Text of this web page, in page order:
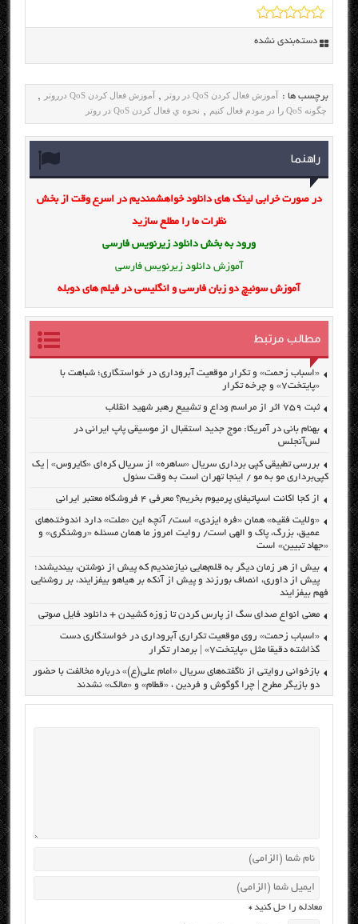
دسته‌بندی نشده
برچسب ها : آموزش فعال کردن QoS در روتر , آموزش فعال کردن QoS درروتر ,
چگونه QoS را در مودم فعال کنیم , نحوه ي فعال كردن QoS در روتر
راهنما
در صورت خرابی لینک های دانلود خواهشمندیم در اسرع وقت از بخش
نظرات ما را مطلع سازید
ورود به بخش دانلود زیرنویس فارسی
آموزش دانلود زیرنویس فارسی
آموزش سوئیچ دو زبان فارسی و انگلیسی در فیلم های دوبله
مطالب مرتبط
«اسباب زحمت» و تکرار موقعیت آبروداری در خواستگاری؛ شباهت با
«پایتخت۷» و چرخه تکرار
ثبت ۷۵۹ اثر از مراسم وداع و تشییع رهبر شهید انقلاب
بهنام بانی در آمریکا: موج جدید استقبال از موسیقی پاپ ایرانی در
لس‌آنجلس
بررسی تطبیقی کپی برداری سریال «ساهره» از سریال کره‌ای «کایروس» | یک
کپی‌برداری مو به مو / اینجا تهران است به وقت سئول
از کجا اکانت اسپاتیفای پرمیوم بخریم؟ معرفی ۴ فروشگاه معتبر ایرانی
«ولایت فقیه» همان «فره ایزدی» است/ آنچه این «ملت» دارد اندوخته‌های
عمیق، بزرگ، پاک و الهی است/ روایت امروز ما همان مسئله «روشنگری» و
«جهاد تبیین» است
بیش از هر زمان دیگر به قلم‌هایی نیازمندیم که پیش از نوشتن، بیندیشند؛
پیش از داوری، انصاف بورزند و پیش از آنکه بر هیاهو بیفزایند، بر روشنایی
فهم بیفزایند
معنی انواع صدای سگ از پارس کردن تا زوزه کشیدن + دانلود فایل صوتی
«اسباب زحمت» روی موقعیت تکراری آبروداری در خواستگاری دست
گذاشته دقیقا مثل «پایتخت۷» | برمدار تکرار
بازخوانی روایتی از ناگفته‌های سریال «امام علی(ع)» درباره مخالفت با حضور
دو بازیگر مطرح | چرا گوگوش و فردین ، «قطام» و «مالک» نشدند
معادله را حل کنید*